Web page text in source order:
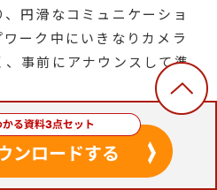
円滑なコミュニケーショ
ーク中にいきなりカメラ
事前にアナウンスして準
も、「必要なとき以外は
チャットで積極的にリア
ールを設定しておきまし